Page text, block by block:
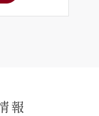
報